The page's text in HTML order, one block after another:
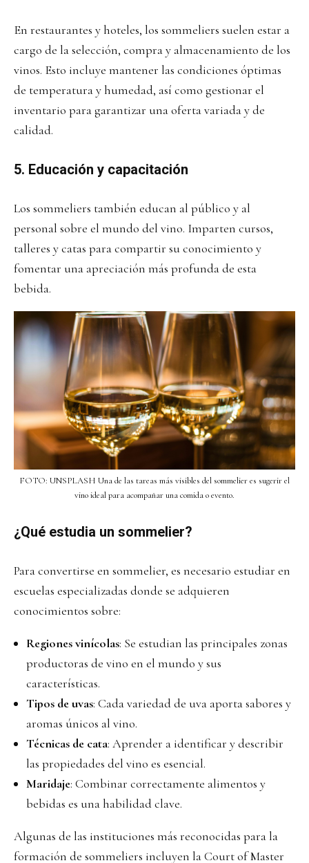
En restaurantes y hoteles, los sommeliers suelen estar a
cargo de la selección, compra y almacenamiento de los
vinos. Esto incluye mantener las condiciones óptimas
de temperatura y humedad, así como gestionar el
inventario para garantizar una oferta variada y de
calidad.
5. Educación y capacitación
Los sommeliers también educan al público y al
personal sobre el mundo del vino. Imparten cursos,
talleres y catas para compartir su conocimiento y
fomentar una apreciación más profunda de esta
bebida.
FOTO: UNSPLASH Una de las tareas más visibles del sommelier es sugerir el
vino ideal para acompañar una comida o evento.
¿Qué estudia un sommelier?
Para convertirse en sommelier, es necesario estudiar en
escuelas especializadas donde se adquieren
conocimientos sobre:
Regiones vinícolas: Se estudian las principales zonas
productoras de vino en el mundo y sus
características.
Tipos de uvas: Cada variedad de uva aporta sabores y
aromas únicos al vino.
Técnicas de cata: Aprender a identificar y describir
las propiedades del vino es esencial.
Maridaje: Combinar correctamente alimentos y
bebidas es una habilidad clave.
Algunas de las instituciones más reconocidas para la
formación de sommeliers incluyen la Court of Master